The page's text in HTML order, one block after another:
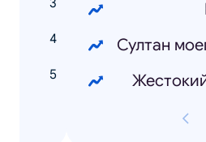
Султан